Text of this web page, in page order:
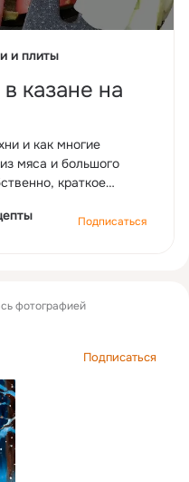
и плиты
казане на
и как многие
мяса и большого
краткое
Подписаться
фотографией
Подписаться